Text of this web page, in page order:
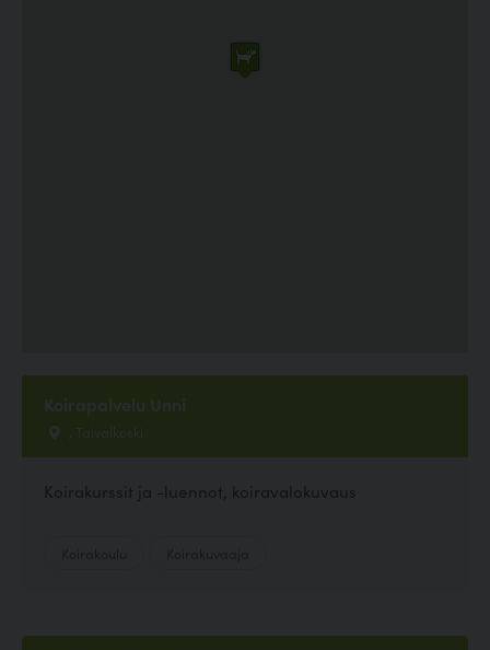
Koirapalvelu Unni
, Taivalkoski
Koirakurssit ja -luennot, koiravalokuvaus